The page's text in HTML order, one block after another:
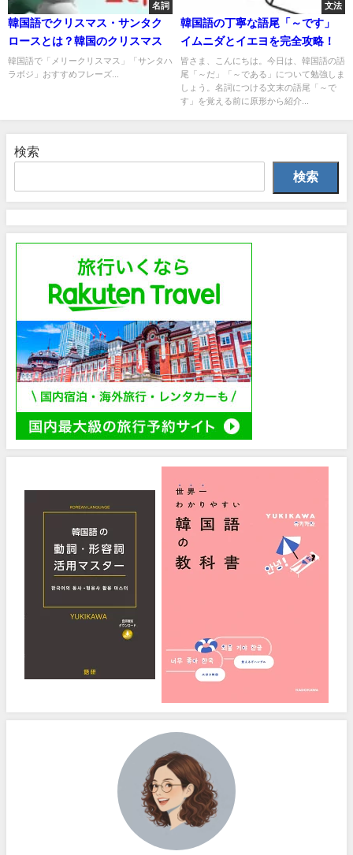
名詞
韓国語でクリスマス・サンタク
ロースとは？韓国のクリスマス
韓国語で「メリークリスマス」「サンタハ
ラボジ」おすすめフレーズ...
文法
韓国語の丁寧な語尾「～です」
イムニダとイエヨを完全攻略！
皆さま、こんにちは。今日は、韓国語の語
尾「～だ」「～である」について勉強しま
しょう。名詞につける文末の語尾「～で
す」を覚える前に原形から紹介...
検索
検索